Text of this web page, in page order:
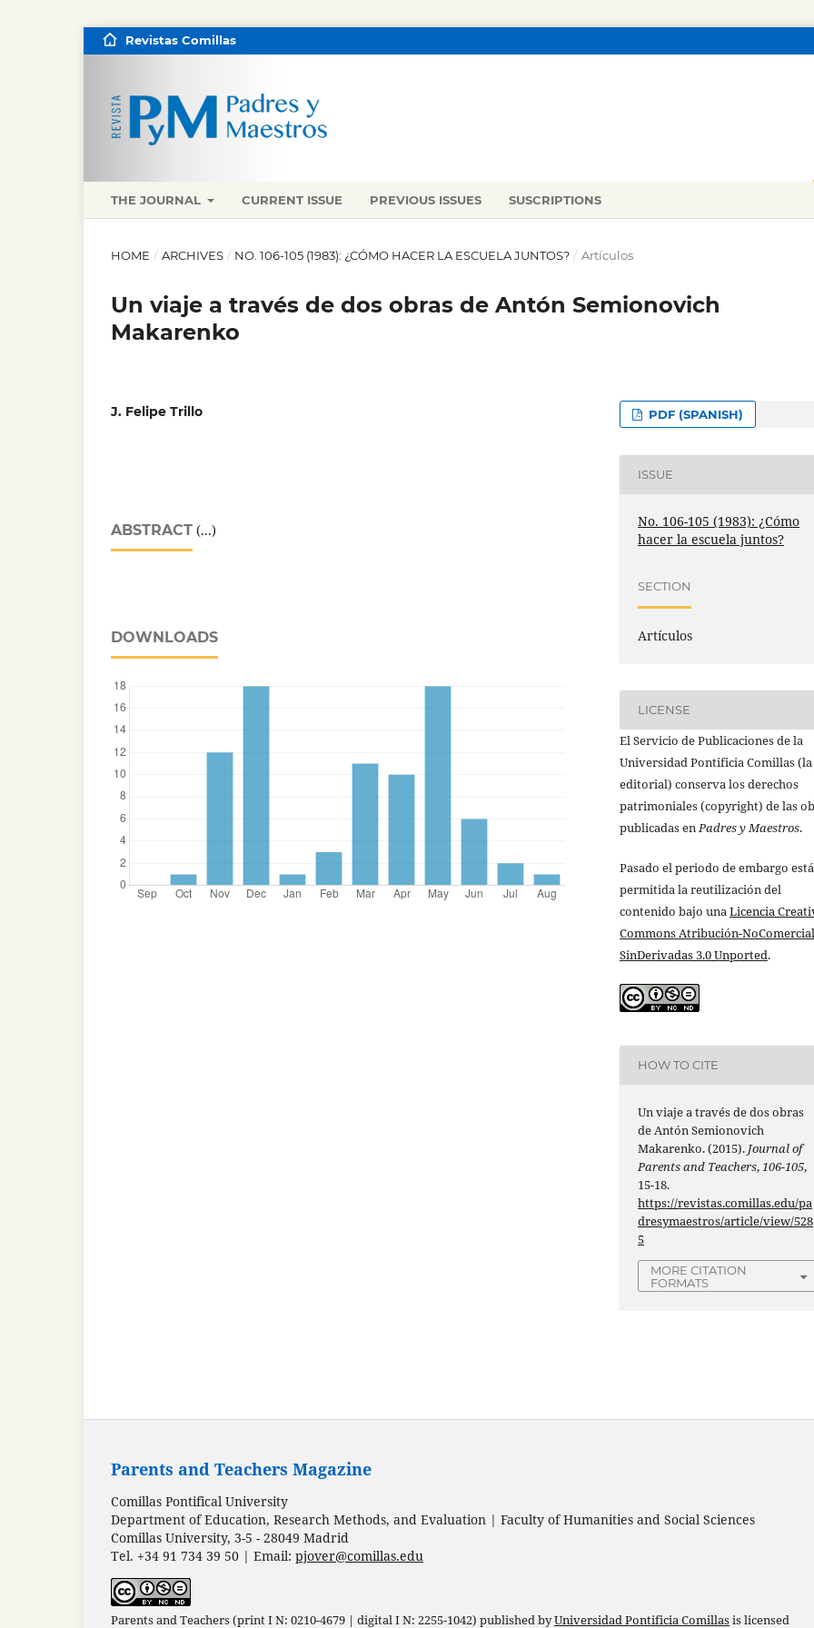
THE JOURNAL CURRENT ISSUE PREVIOUS ISSUES SUSCRIPTIONS
Revistas Comillas
HOME / ARCHIVES / NO. 106-105 (1983): ¿CÓMO HACER LA ESCUELA JUNTOS? / Artículos
Un viaje a través de dos obras de Antón Semionovich
Makarenko
J. Felipe Trillo
ABSTRACT (...)
DOWNLOADS
PDF (SPANISH)
ISSUE
No. 106-105 (1983): ¿Cómo
hacer la escuela juntos?
SECTION
Artículos
LICENSE
El Servicio de Publicaciones de la
Universidad Pontificia Comillas (la
editorial) conserva los derechos
patrimoniales (copyright) de las
publicadas enPadres y Maestros.
Pasado el periodo de embargo está
permitida la reutilización del
contenido bajo unaLicencia
Commons Atribución-
SinDerivadas 3.0 Unported.
HOW TO CITE
Un viaje a través de dos obras
de Antón Semionovich
Makarenko. (2015). Journal of
Parents and Teachers,106-105,
15-18.
https://revistas.comillas.edu/pa
dresymaestros/article/view/528
5
MORE CITATION
FORMATS
Parents and Teachers Magazine
Comillas Pontifical University
Department of Education, Research Methods, and Evaluation | Faculty of Humanities and Social Sciences
Comillas University, 3-5 - 28049 Madrid
Tel. +34 91 734 39 50 | Email: pjover@comillas.edu
Parents and Teachers (print I N: 0210-4679 | digital I N: 2255-1042) published byUniversidad Pontificia Comillasis licensed